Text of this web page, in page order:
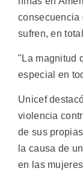
consecuencia
sufren, en
"La magnitud
especial en
Unicef
violencia
de sus
la causa de
en las